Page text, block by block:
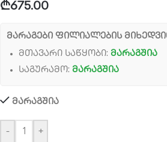
₾675.00
მარაგები ფილიალების
მთავარი საწყობი: მარაგშია
საგურამო: მარაგშია
მარაგშია
- +